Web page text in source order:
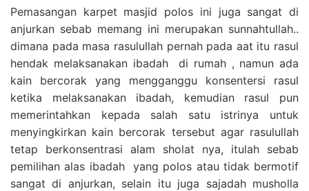
Pemasangan karpet masjid polos ini juga sangat di
anjurkan sebab memang ini merupakan sunnahtullah..
dimana pada masa rasulullah pernah pada aat itu rasul
hendak melaksanakan ibadah di rumah , namun ada
kain bercorak yang mengganggu konsentersi rasul
ketika melaksanakan ibadah, kemudian rasul pun
memerintahkan kepada salah satu istrinya untuk
menyingkirkan kain bercorak tersebut agar rasulullah
tetap berkonsentrasi alam sholat nya, itulah sebab
pemilihan alas ibadah yang polos atau tidak bermotif
sangat di anjurkan, selain itu juga sajadah musholla